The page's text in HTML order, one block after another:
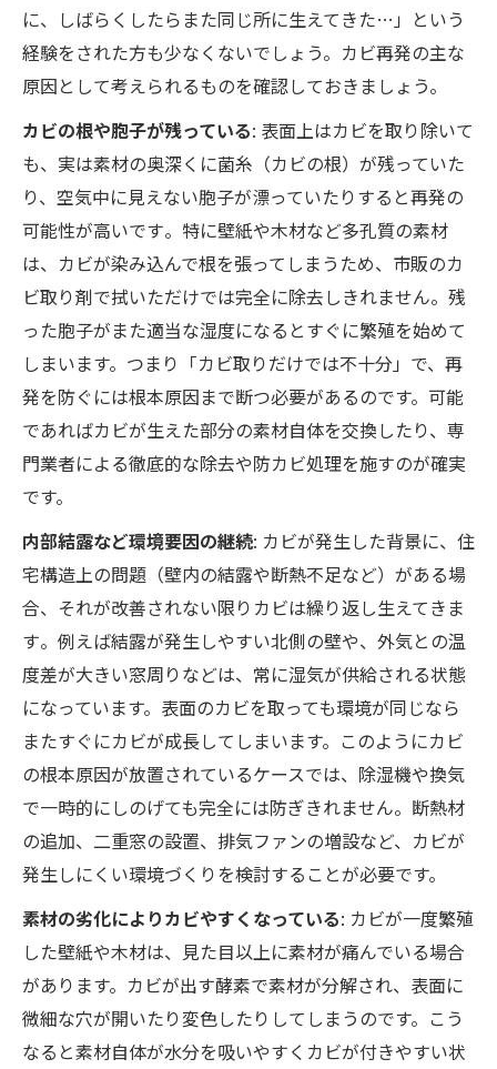
に、しばらくしたらまた同じ所に生えてきた…」という
経験をされた方も少なくないでしょう。カビ再発の主な
原因として考えられるものを確認しておきましょう。
カビの根や胞子が残っている: 表面上はカビを取り除いて
も、実は素材の奥深くに菌糸（カビの根）が残っていた
り、空気中に見えない胞子が漂っていたりすると再発の
可能性が高いです​。特に壁紙や木材など多孔質の素材
は、カビが染み込んで根を張ってしまうため、市販のカ
ビ取り剤で拭いただけでは完全に除去しきれません。残
った胞子がまた適当な湿度になるとすぐに繁殖を始めて
しまいます。つまり「カビ取りだけでは不十分」で、再
発を防ぐには根本原因まで断つ必要があるのです。可能
であればカビが生えた部分の素材自体を交換したり、専
門業者による徹底的な除去や防カビ処理を施すのが確実
です。
内部結露など環境要因の継続: カビが発生した背景に、住
宅構造上の問題（壁内の結露や断熱不足など）がある場
合、それが改善されない限りカビは繰り返し生えてきま
す​。例えば結露が発生しやすい北側の壁や、外気との温
度差が大きい窓周りなどは、常に湿気が供給される状態
になっています。表面のカビを取っても環境が同じなら
またすぐにカビが成長してしまいます。このようにカビ
の根本原因が放置されているケースでは、除湿機や換気
で一時的にしのげても完全には防ぎきれません。断熱材
の追加、二重窓の設置、排気ファンの増設など、カビが
発生しにくい環境づくりを検討することが必要です。
素材の劣化によりカビやすくなっている: カビが一度繁殖
した壁紙や木材は、見た目以上に素材が痛んでいる場合
があります。カビが出す酵素で素材が分解され、表面に
微細な穴が開いたり変色したりしてしまうのです。こう
なると素材自体が水分を吸いやすくカビが付きやすい状